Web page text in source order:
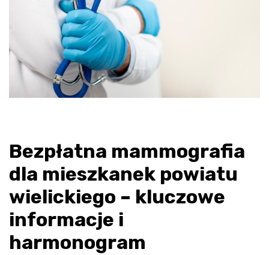
Bezpłatna mammografia
dla mieszkanek powiatu
wielickiego – kluczowe
informacje i
harmonogram